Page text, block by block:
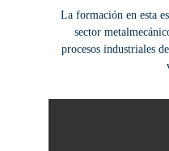
La formación en esta
sector
procesos industriales